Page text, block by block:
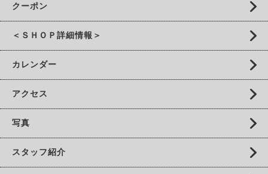
クーポン
＜ＳＨＯＰ詳細情報＞
カレンダー
アクセス
写真
スタッフ紹介